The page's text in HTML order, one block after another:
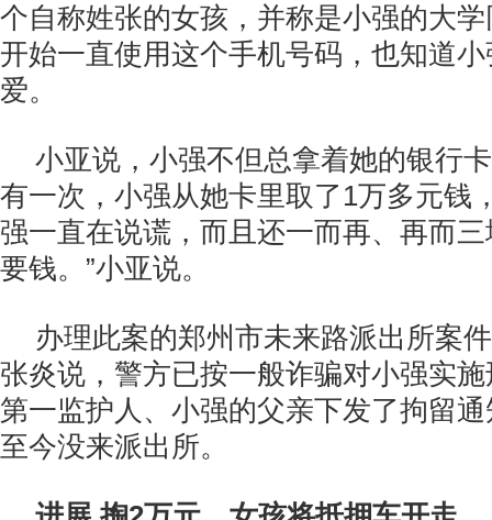
个自称姓张的女孩，并称是小强的大
开始一直使用这个手机号码，也知道
爱。
小亚说，小强不但总拿着她的银行
有一次，小强从她卡里取了1万多元钱
强一直在说谎，而且还一而再、再而
要钱。”小亚说。
办理此案的郑州市未来路派出所案
张炎说，警方已按一般诈骗对小强实
第一监护人、小强的父亲下发了拘留
至今没来派出所。